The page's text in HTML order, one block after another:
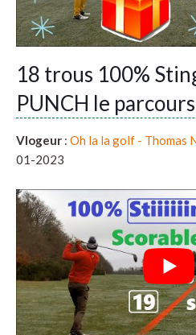
18 trous 100%
PUNCH le
Vlogeur : Oh la la golf - Thomas
01-2023